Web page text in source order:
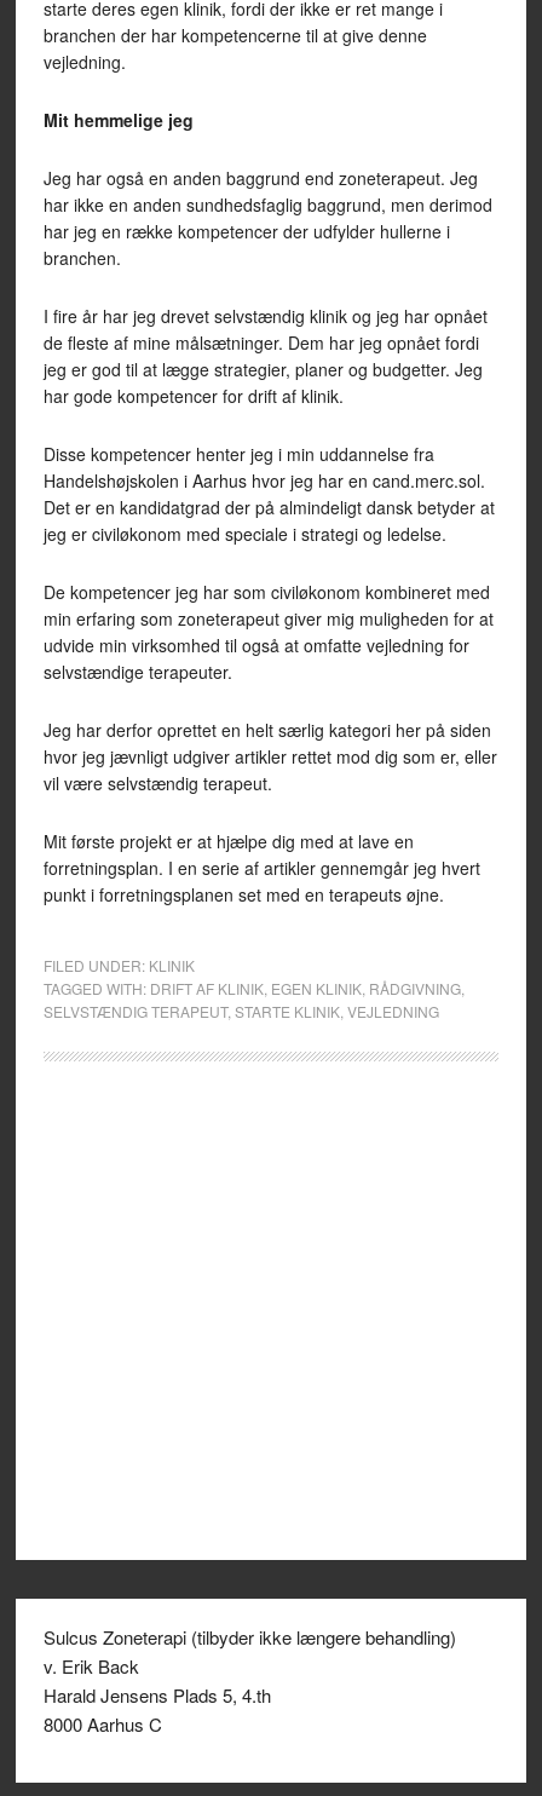
starte deres egen klinik, fordi der ikke er ret mange i
branchen der har kompetencerne til at give denne
vejledning.
Mit hemmelige jeg
Jeg har også en anden baggrund end zoneterapeut. Jeg
har ikke en anden sundhedsfaglig baggrund, men derimod
har jeg en række kompetencer der udfylder hullerne i
branchen.
I fire år har jeg drevet selvstændig klinik og jeg har opnået
de fleste af mine målsætninger. Dem har jeg opnået fordi
jeg er god til at lægge strategier, planer og budgetter. Jeg
har gode kompetencer for drift af klinik.
Disse kompetencer henter jeg i min uddannelse fra
Handelshøjskolen i Aarhus hvor jeg har en cand.merc.sol.
Det er en kandidatgrad der på almindeligt dansk betyder at
jeg er civiløkonom med speciale i strategi og ledelse.
De kompetencer jeg har som civiløkonom kombineret med
min erfaring som zoneterapeut giver mig muligheden for at
udvide min virksomhed til også at omfatte vejledning for
selvstændige terapeuter.
Jeg har derfor oprettet en helt særlig kategori her på siden
hvor jeg jævnligt udgiver artikler rettet mod dig som er, eller
vil være selvstændig terapeut.
Mit første projekt er at hjælpe dig med at lave en
forretningsplan. I en serie af artikler gennemgår jeg hvert
punkt i forretningsplanen set med en terapeuts øjne.
FILED UNDER: KLINIK
TAGGED WITH: DRIFT AF KLINIK, EGEN KLINIK, RÅDGIVNING,
SELVSTÆNDIG TERAPEUT, STARTE KLINIK, VEJLEDNING
Sulcus Zoneterapi (tilbyder ikke længere behandling)
v. Erik Back
Harald Jensens Plads 5, 4.th
8000 Aarhus C